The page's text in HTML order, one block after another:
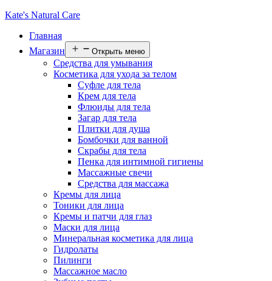
Kate's Natural Care
Главная
Магазин
Открыть меню
Средства для умывания
Косметика для ухода за телом
Суфле для тела
Крем для тела
Флюиды для тела
Загар для тела
Плитки для душа
Бомбочки для ванной
Скрабы для тела
Пенка для интимной гигиены
Массажные свечи
Средства для массажа
Кремы для лица
Тоники для лица
Кремы и патчи для глаз
Маски для лица
Минеральная косметика для лица
Гидролаты
Пилинги
Массажное масло